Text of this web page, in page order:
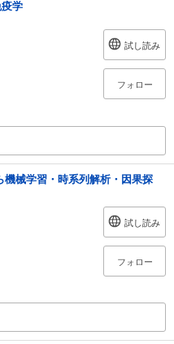
学
試し読み
フォロー
械学習・時系列解析・因果探
試し読み
フォロー